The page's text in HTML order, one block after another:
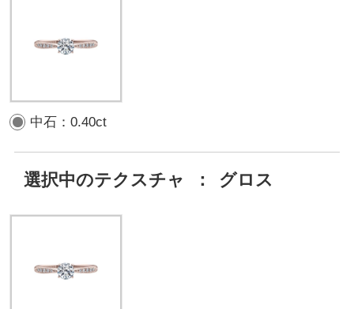
中石：0.40ct
選択中のテクスチャ ： グロス